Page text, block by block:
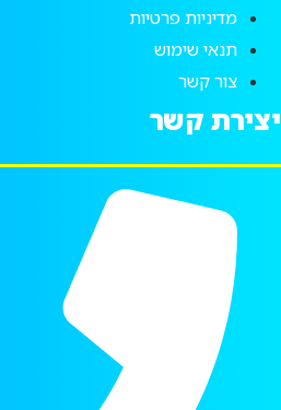
מדיניות פרטיות
תנאי שימוש
צור קשר
יצירת קשר